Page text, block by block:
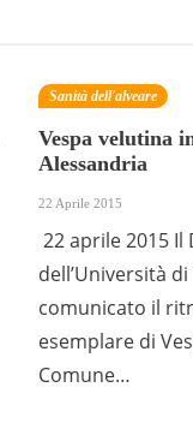
Sanità dell'alveare
Vespa velutina
Alessandria
22 Aprile 2015
22 aprile 2015 Il
dell’Università
comunicato il
esemplare di
Comune…